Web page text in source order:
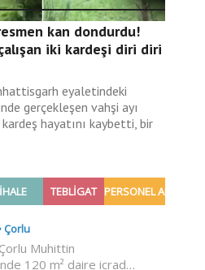
kan dondurdu!
iki kardeşi diri diri
eyaletindeki
gerçekleşen vahşi ayı
kardeş hayatını kaybetti, bir